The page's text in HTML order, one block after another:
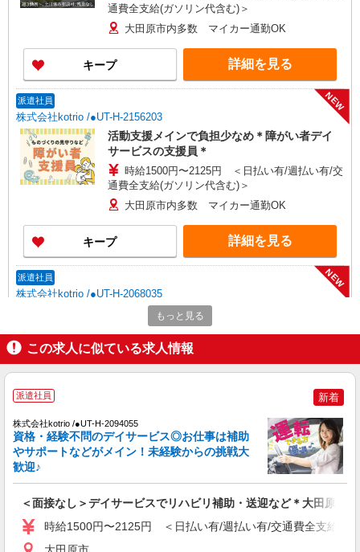
通費全支給(ガソリン代含む)＞
大田原市内多数 マイカー通勤OK
キープ 詳細を見る
派遣社員
株式会社kotrio /●UT-H-2156203
NEW
活動支援メインで負担少なめ＊障がい者デイ
サービスの支援員＊
時給1500円〜2125円 ＜日払い有/週払い有/交
通費全支給(ガソリン代含む)＞
大田原市内多数 マイカー通勤OK
キープ 詳細を見る
派遣社員
株式会社kotrio /●UT-H-2068035
NEW
大田原市｜まずは送迎業務で活躍しよう◎デ
イサービスSTAFF
時給1500円〜2125円 ＜日払い有/週払い有/交
通費全支給(ガソリン代含む)＞
キープ 詳細を見る
派遣社員
株式会社kotrio /●UT-H-1981042
NEW
り♪サ高住の補助STAFF
時給1500円〜2125円 ＜日払い有/週払い有/交
もっと見る
この求人に似ている求人情報
派遣社員 新着
株式会社kotrio /●UT-H-2094055
資格・経験不問のデイサービス◎お仕事は補助
やサポートなどがメイン！未経験からの挑戦大
歓迎♪
＜面接なし＞デイサービスでリハビリ補助・送迎など＊大田原市
時給1500円〜2125円 ＜日払い有/週払い有/交通費全支給(ガ